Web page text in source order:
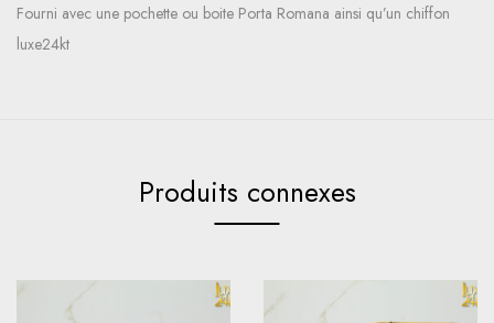
Fourni avec une pochette ou boite Porta Romana ainsi qu’un chiffon
luxe24kt
Produits connexes